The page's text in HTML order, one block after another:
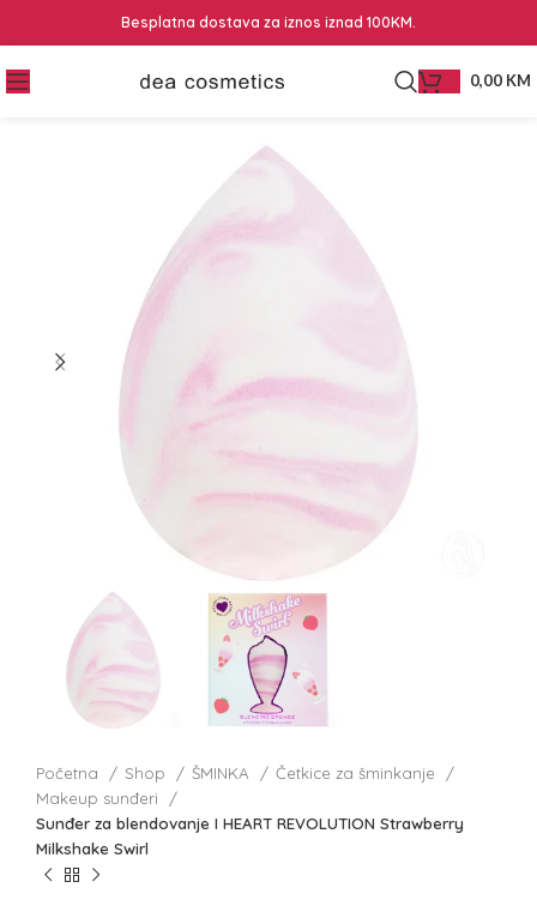
Besplatna dostava za iznos iznad 100KM.
0,00 KM
Početna Shop ŠMINKA
Četkice za šminkanje
Makeup sunđeri
Sunđer za blendovanje I HEART REVOLUTION Strawberry
Milkshake Swirl